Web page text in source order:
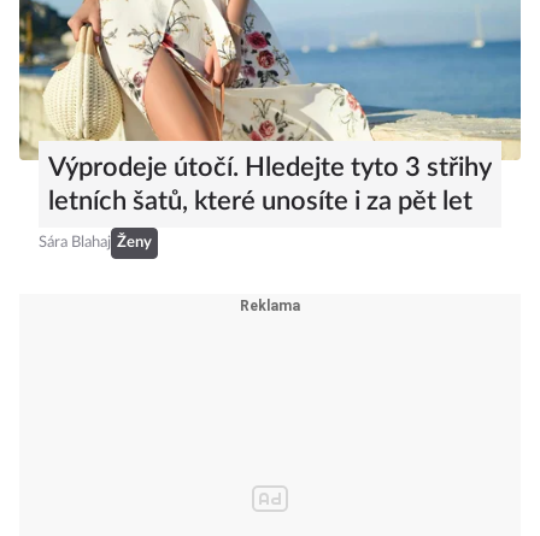
Výprodeje útočí. Hledejte tyto 3 střihy
letních šatů, které unosíte i za pět let
Ženy